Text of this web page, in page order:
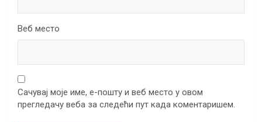
Веб место
Сачувај моје име, е-пошту и веб место у овом
прегледачу веба за следећи пут када коментаришем.